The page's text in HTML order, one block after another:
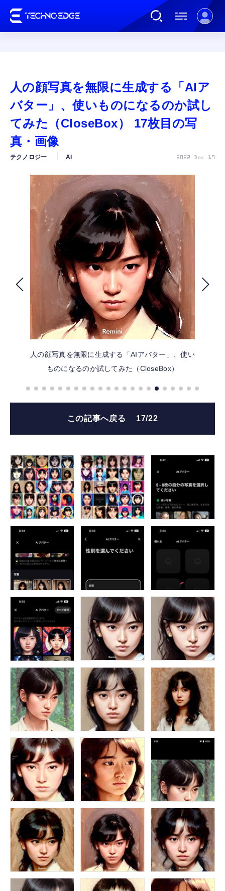
AI
ガジェット
カルチャー
公式ストア
FOLLOW US
人の顔写真を無限に生成する「AIア
バター」、使いものになるのか試し
てみた（CloseBox） 17枚目の写
真・画像
テクノロジー AI 2022 Dec 19
人の顔写真を無限に生成する「AIアバター」、使い
ものになるのか試してみた（CloseBox）
この記事へ戻る 17/22